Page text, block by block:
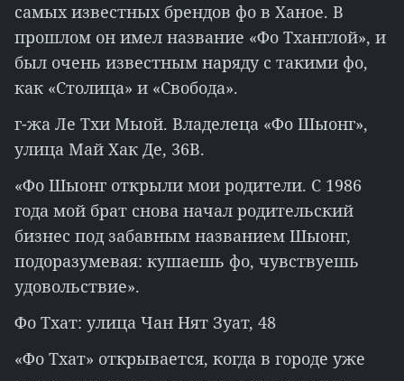
самых известных брендов фо в Ханое. В
прошлом он имел название «Фо Тханглой», и
был очень известным наряду с такими фо,
как «Столица» и «Свобода».
г-жа Ле Тхи Мыой. Владелеца «Фо Шыонг»,
улица Май Хак Де, 36B.
«Фо Шыонг открыли мои родители. С 1986
года мой брат снова начал родительский
бизнес под забавным названием Шыонг,
подоразумевая: кушаешь фо, чувствуешь
удовольствие».
Фо Тхат: улица Чан Нят Зуат, 48
«Фо Тхат» открывается, когда в городе уже